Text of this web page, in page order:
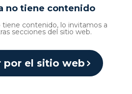
no tiene contenido
tiene contenido, lo invitamos a
secciones del sitio web.
por el sitio web